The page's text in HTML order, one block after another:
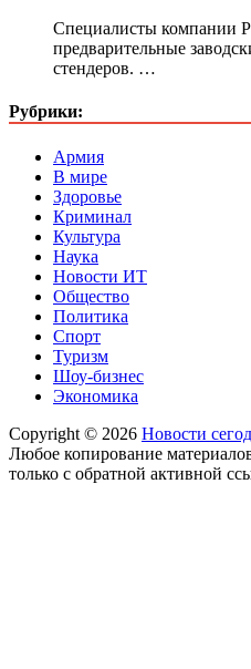
Специалисты компании
предварительные
стендеров. …
Рубрики:
Армия
В мире
Здоровье
Криминал
Культура
Наука
Новости ИТ
Общество
Политика
Спорт
Туризм
Шоу-бизнес
Экономика
Copyright © 2026 Новости
Любое копирование
только с обратной активной